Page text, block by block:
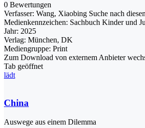
0 Bewertungen
Verfasser: Wang, Xiaobing Suche nach
Medienkennzeichen: Sachbuch Kinder und
Jahr: 2025
Verlag: München, DK
Mediengruppe: Print
Zum Download von externem Anbieter
Tab geöffnet
lädt
China
Auswege aus einem Dilemma